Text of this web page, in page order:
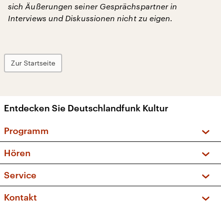
sich Äußerungen seiner Gesprächspartner in
Interviews und Diskussionen nicht zu eigen.
Zur Startseite
Entdecken Sie Deutschlandfunk Kultur
Programm
Sendungen und Podcasts
Musikliste
Kakadu – Das Kinderprogramm
Hören
Frequenzen (UKW + DAB+)
Service
FAQ
Kontakt